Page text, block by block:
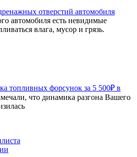
отверстий автомобиля
автомобиля есть невидимые
влага, мусор и грязь.
топливных форсунок за 5 500₽ в
что динамика разгона Вашего